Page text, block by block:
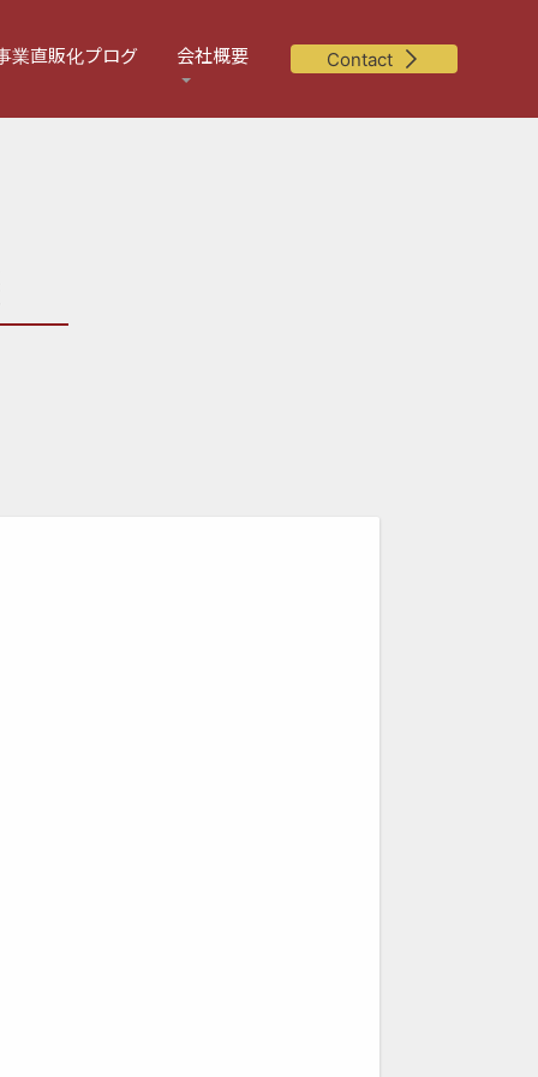
業直販化プログ
会社概要 Contact